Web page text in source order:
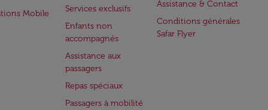
Mobile
Services exclusifs
Enfants non
accompagnés
Assistance aux
passagers
Repas spéciaux
Passagers à mobilité
Assistance & Contact
Conditions générales
Safar Flyer